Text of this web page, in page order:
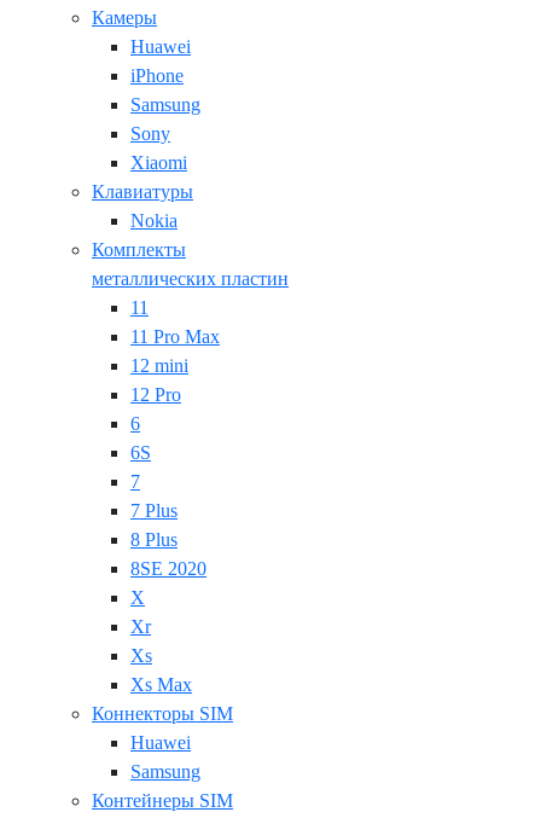
Камеры
Huawei
iPhone
Samsung
Sony
Xiaomi
Клавиатуры
Nokia
Комплекты
металлических пластин
11
11 Pro Max
12 mini
12 Pro
6
6S
7
7 Plus
8 Plus
8SE 2020
X
Xr
Xs
Xs Max
Коннекторы SIM
Huawei
Samsung
Контейнеры SIM